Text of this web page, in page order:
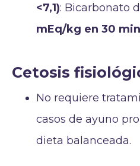
<7,1): Bicarbonato
mEq/kg en 30
Cetosis
No requiere
casos de ayuno
dieta balanceada.